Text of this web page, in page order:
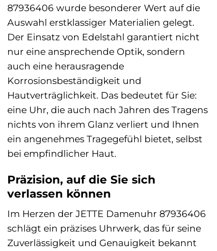
87936406 wurde besonderer Wert auf die
Auswahl erstklassiger Materialien gelegt.
Der Einsatz von Edelstahl garantiert nicht
nur eine ansprechende Optik, sondern
auch eine herausragende
Korrosionsbeständigkeit und
Hautverträglichkeit. Das bedeutet für Sie:
eine Uhr, die auch nach Jahren des Tragens
nichts von ihrem Glanz verliert und Ihnen
ein angenehmes Tragegefühl bietet, selbst
bei empfindlicher Haut.
Präzision, auf die Sie sich
verlassen können
Im Herzen der JETTE Damenuhr 87936406
schlägt ein präzises Uhrwerk, das für seine
Zuverlässigkeit und Genauigkeit bekannt